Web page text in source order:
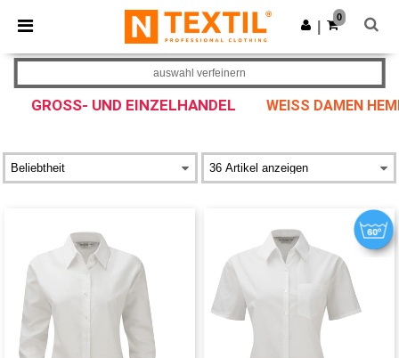
× Ntextil App
Bessere Preise in der App!
App holen
0
GROSS- UND EINZELHANDEL WEISS DAMEN
auswahl verfeinern